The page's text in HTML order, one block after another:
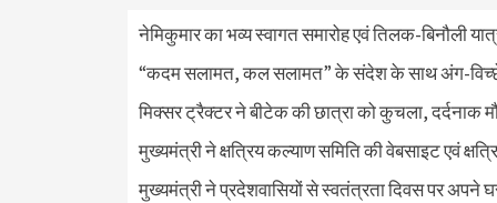
नेमिकुमार का भव्य स्वागत समारोह एवं तिलक-बिनौली
“कदम सलामत, कल सलामत” के संदेश के साथ अंग-
मिक्सर ट्रैक्टर ने बीटेक की छात्रा को कुचला, दर्दनाक
मुख्यमंत्री ने क्षत्रिय कल्याण समिति की वेबसाइट एवं
मुख्यमंत्री ने प्रदेशवासियों से स्वतंत्रता दिवस पर अपने